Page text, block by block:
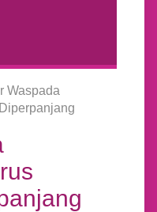
Waspada